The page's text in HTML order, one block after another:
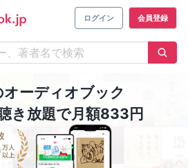
ログイン 会員登録
オーディオブック
き放題で月額833円